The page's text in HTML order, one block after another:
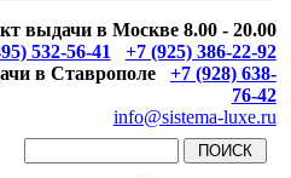
выдачи в Москве 8.00 - 20.00
532-56-41
+7 (925) 386-22-92
в Ставрополе
+7 (928) 638-
76-42
info@sistema-luxe.ru